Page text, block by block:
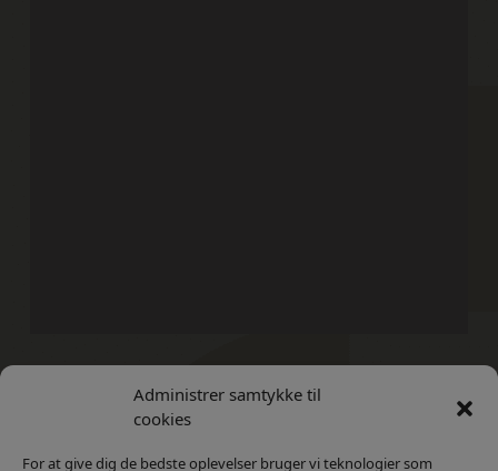
Administrer samtykke til
cookies
For at give dig de bedste oplevelser bruger vi teknologier som
Kontakt